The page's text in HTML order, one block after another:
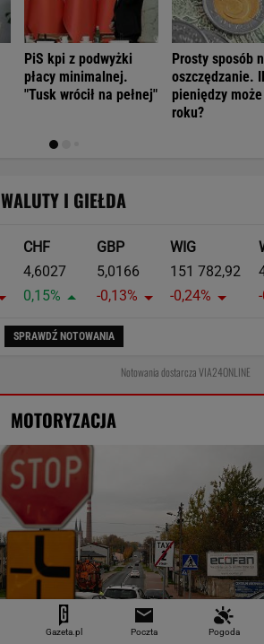
PiS kpi z podwyżki
płacy minimalnej.
"Tusk wrócił na pełnej"
Prosty sposób
oszczędzanie.
pieniędzy
roku?
WALUTY I GIEŁDA
CHF
4,6027
0,15%
GBP
5,0166
-0,13%
WIG
151 782,92
-0,24%
SPRAWDŹ NOTOWANIA
Notowania dostarcza VIA24ONLINE
MOTORYZACJA
Gazeta.pl Poczta Pogoda